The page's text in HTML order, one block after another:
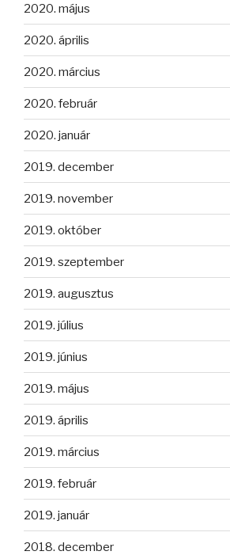
2020. május
2020. április
2020. március
2020. február
2020. január
2019. december
2019. november
2019. október
2019. szeptember
2019. augusztus
2019. július
2019. június
2019. május
2019. április
2019. március
2019. február
2019. január
2018. december